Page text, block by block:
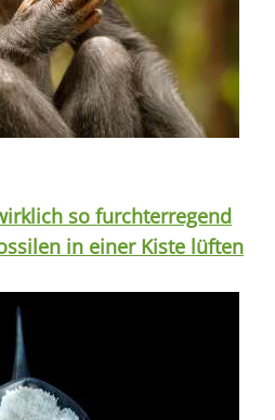
so furchterregend
in einer Kiste lüften